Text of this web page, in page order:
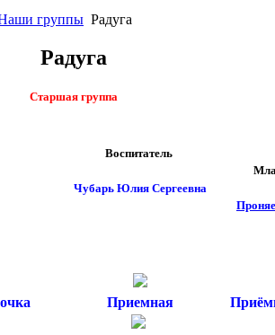
группы Радуга
Радуга
Старшая группа
Воспитатель
Чубарь Юлия Cергеевна
Приемная